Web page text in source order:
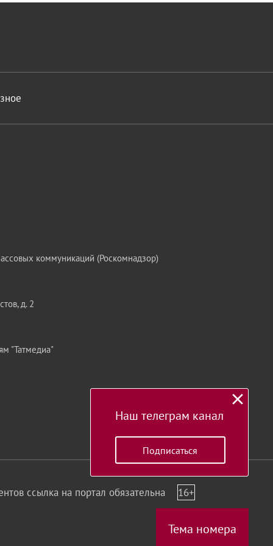
Тема номера
коммуникаций (Роскомнадзор)
д. 2
"Татмедиа"
ссылка на портал обязательна 16+
Наш телеграм канал
Подписаться